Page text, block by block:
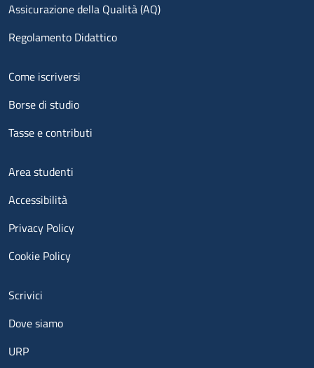
Assicurazione della Qualità (AQ)
Regolamento Didattico
Menu footer 2
Come iscriversi
Borse di studio
Tasse e contributi
Menu footer 3
Area studenti
Accessibilità
Privacy Policy
Cookie Policy
Menu contatti
Scrivici
Dove siamo
URP